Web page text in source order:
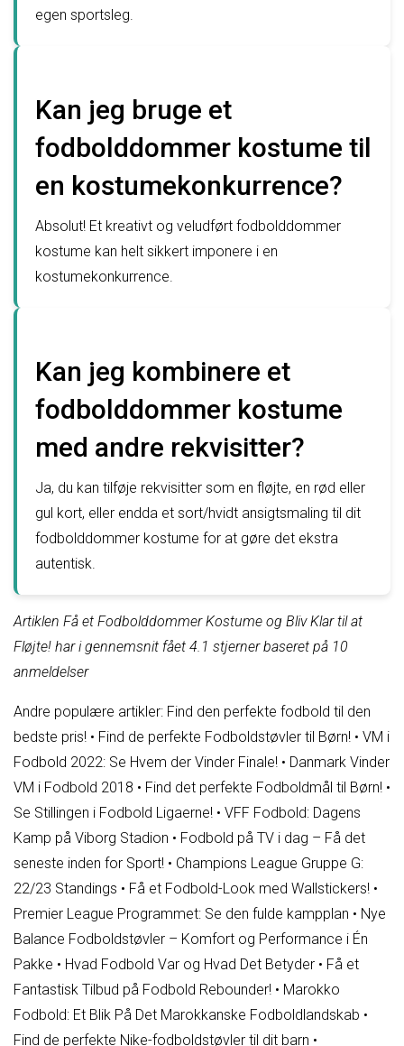
egen sportsleg.
Kan jeg bruge et
fodbolddommer kostume til
en kostumekonkurrence?
Absolut! Et kreativt og veludført fodbolddommer
kostume kan helt sikkert imponere i en
kostumekonkurrence.
Kan jeg kombinere et
fodbolddommer kostume
med andre rekvisitter?
Ja, du kan tilføje rekvisitter som en fløjte, en rød eller
gul kort, eller endda et sort/hvidt ansigtsmaling til dit
fodbolddommer kostume for at gøre det ekstra
autentisk.
Artiklen Få et Fodbolddommer Kostume og Bliv Klar til at
Fløjte! har i gennemsnit fået 4.1 stjerner baseret på 10
anmeldelser
Andre populære artikler: Find den perfekte fodbold til den
bedste pris! • Find de perfekte Fodboldstøvler til Børn! • VM i
Fodbold 2022: Se Hvem der Vinder Finale! • Danmark Vinder
VM i Fodbold 2018 • Find det perfekte Fodboldmål til Børn! •
Se Stillingen i Fodbold Ligaerne! • VFF Fodbold: Dagens
Kamp på Viborg Stadion • Fodbold på TV i dag – Få det
seneste inden for Sport! • Champions League Gruppe G:
22/23 Standings • Få et Fodbold-Look med Wallstickers! •
Premier League Programmet: Se den fulde kampplan • Nye
Balance Fodboldstøvler – Komfort og Performance i Én
Pakke • Hvad Fodbold Var og Hvad Det Betyder • Få et
Fantastisk Tilbud på Fodbold Rebounder! • Marokko
Fodbold: Et Blik På Det Marokkanske Fodboldlandskab •
Find de perfekte Nike-fodboldstøvler til dit barn •